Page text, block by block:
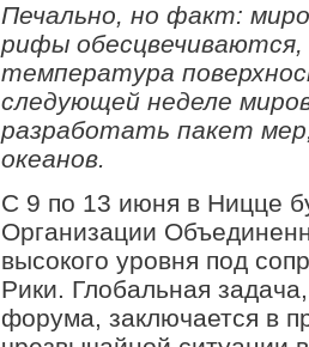
Печально, но факт:
рифы
температура
следующей неделе
разработать пакет
океанов.
С 9 по 13 июня в Ницце
Организации
высокого уровня под
Рики. Глобальная
форума, заключается в